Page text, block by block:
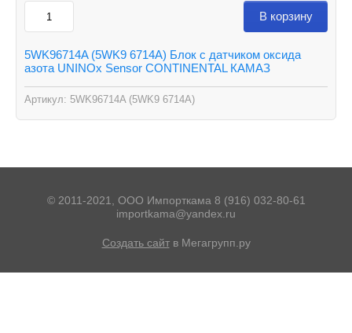
В корзину
5WK96714A (5WK9 6714A) Блок с датчиком оксида
азота UNINOx Sensor CONTINENTAL КАМАЗ
Артикул: 5WK96714A (5WK9 6714A)
© 2011-2021, ООО Импорткама 8 (916) 032-80-61
importkama@yandex.ru
Создать сайтв Мегагрупп.ру